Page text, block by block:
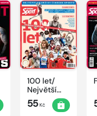
100 let/
Největší
okamžiky
českého
55Kč